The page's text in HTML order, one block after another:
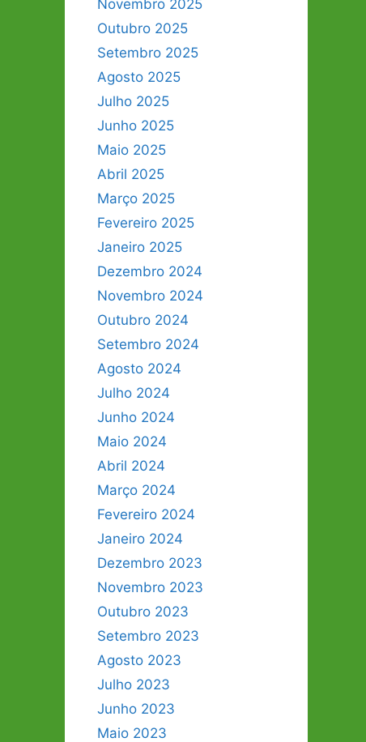
Novembro 2025
Outubro 2025
Setembro 2025
Agosto 2025
Julho 2025
Junho 2025
Maio 2025
Abril 2025
Março 2025
Fevereiro 2025
Janeiro 2025
Dezembro 2024
Novembro 2024
Outubro 2024
Setembro 2024
Agosto 2024
Julho 2024
Junho 2024
Maio 2024
Abril 2024
Março 2024
Fevereiro 2024
Janeiro 2024
Dezembro 2023
Novembro 2023
Outubro 2023
Setembro 2023
Agosto 2023
Julho 2023
Junho 2023
Maio 2023